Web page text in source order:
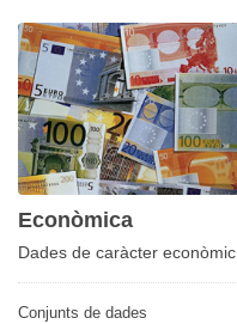
Econòmica
Dades de caràcter econòmic
Conjunts de dades